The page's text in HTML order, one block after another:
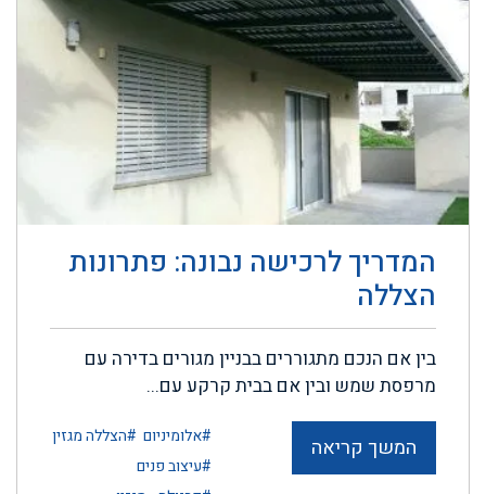
המדריך לרכישה נבונה: פתרונות
הצללה
בין אם הנכם מתגוררים בבניין מגורים בדירה עם
מרפסת שמש ובין אם בבית קרקע עם...
המשך קריאה #אלומיניום #הצללה מגזין
#עיצוב פנים